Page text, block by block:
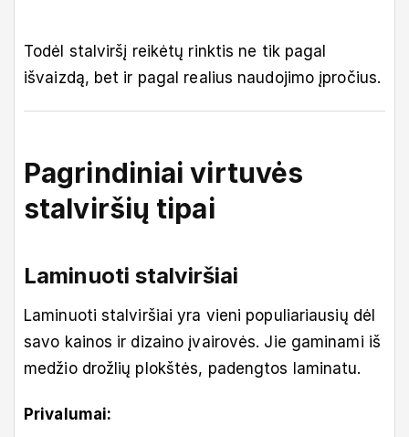
Todėl stalviršį reikėtų rinktis ne tik pagal
išvaizdą, bet ir pagal realius naudojimo įpročius.
Pagrindiniai virtuvės
stalviršių tipai
Laminuoti stalviršiai
Laminuoti stalviršiai yra vieni populiariausių dėl
savo kainos ir dizaino įvairovės. Jie gaminami iš
medžio drožlių plokštės, padengtos laminatu.
Privalumai: